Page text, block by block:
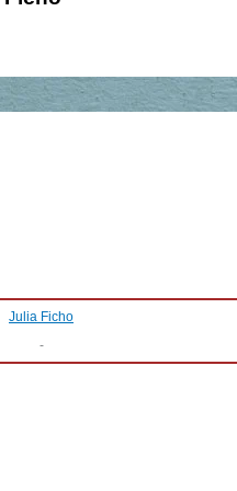
Julia Ficho
-